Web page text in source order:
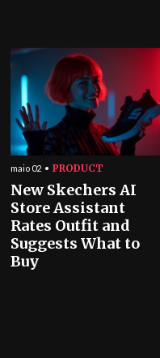
maio 02 PRODUCT
New Skechers AI
Store Assistant
Rates Outfit and
Suggests What to
Buy